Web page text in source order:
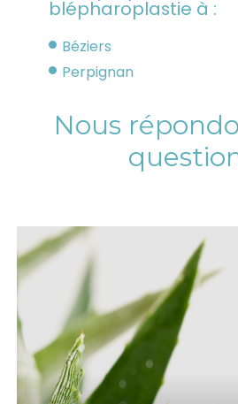
blépharoplastie à :
Béziers
Perpignan
Nous